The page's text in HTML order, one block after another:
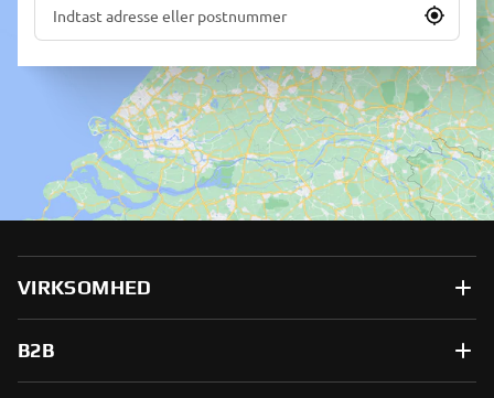
VIRKSOMHED
B2B